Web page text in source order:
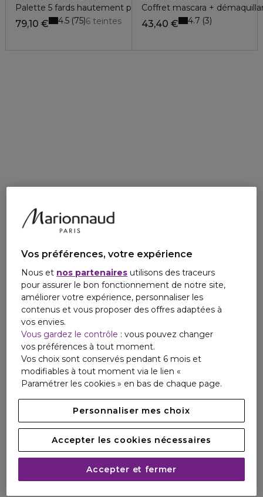
Palette 5 fards hautement pigmentés
79,10 € 6 teintes
4.5 75
Coffret mascara +
43,40 € 4.7 3
Vos préférences, votre expérience
Nous et nos partenaires utilisons des traceurs
pour assurer le bon fonctionnement de notre site,
améliorer votre expérience, personnaliser les
contenus et vous proposer des offres adaptées à
vos envies.
Vous gardez le contrôle : vous pouvez changer
vos préférences à tout moment.
Vos choix sont conservés pendant 6 mois et
modifiables à tout moment via le lien «
Paramétrer les cookies » en bas de chaque page.
Personnaliser mes choix
Accepter les cookies nécessaires
Accepter et fermer